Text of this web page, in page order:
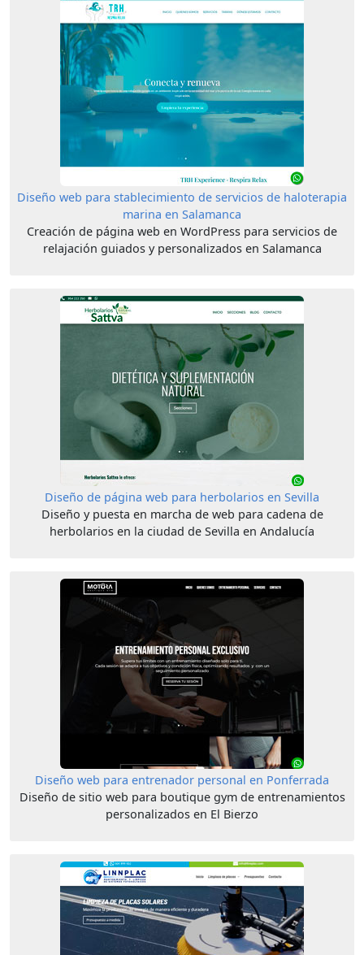
Diseño web para stablecimiento de servicios de haloterapia
marina en Salamanca
Creación de página web en WordPress para servicios de
relajación guiados y personalizados en Salamanca
Diseño de página web para herbolarios en Sevilla
Diseño y puesta en marcha de web para cadena de
herbolarios en la ciudad de Sevilla en Andalucía
Diseño web para entrenador personal en Ponferrada
Diseño de sitio web para boutique gym de entrenamientos
personalizados en El Bierzo